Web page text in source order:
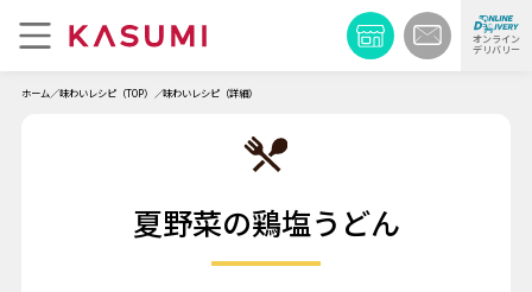
オンライン
デリバリー
ホーム 味わいレシピ（TOP） 味わいレシピ（詳細）
夏野菜の鶏塩うどん